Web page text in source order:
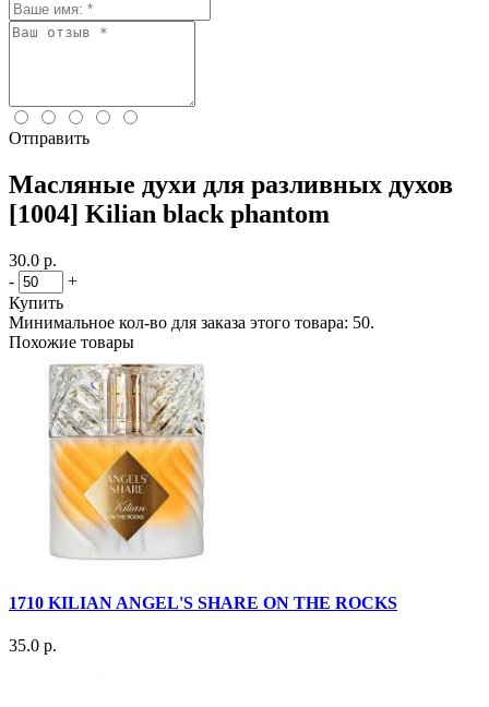
Отправить
Масляные духи для разливных духов
[1004] Kilian black phantom
30.0 р.
-
+
Купить
Минимальное кол-во для заказа этого товара: 50.
Похожие товары
1710 KILIAN ANGEL'S SHARE ON THE ROCKS
35.0 р.